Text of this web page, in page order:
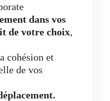
dans vos
de votre choix,
cohésion et
de vos